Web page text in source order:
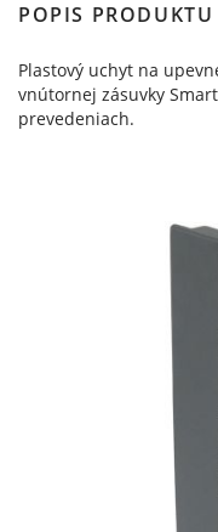
POPIS PRODUKTU
Plastový uchyt na
vnútornej zásuvky
prevedeniach.